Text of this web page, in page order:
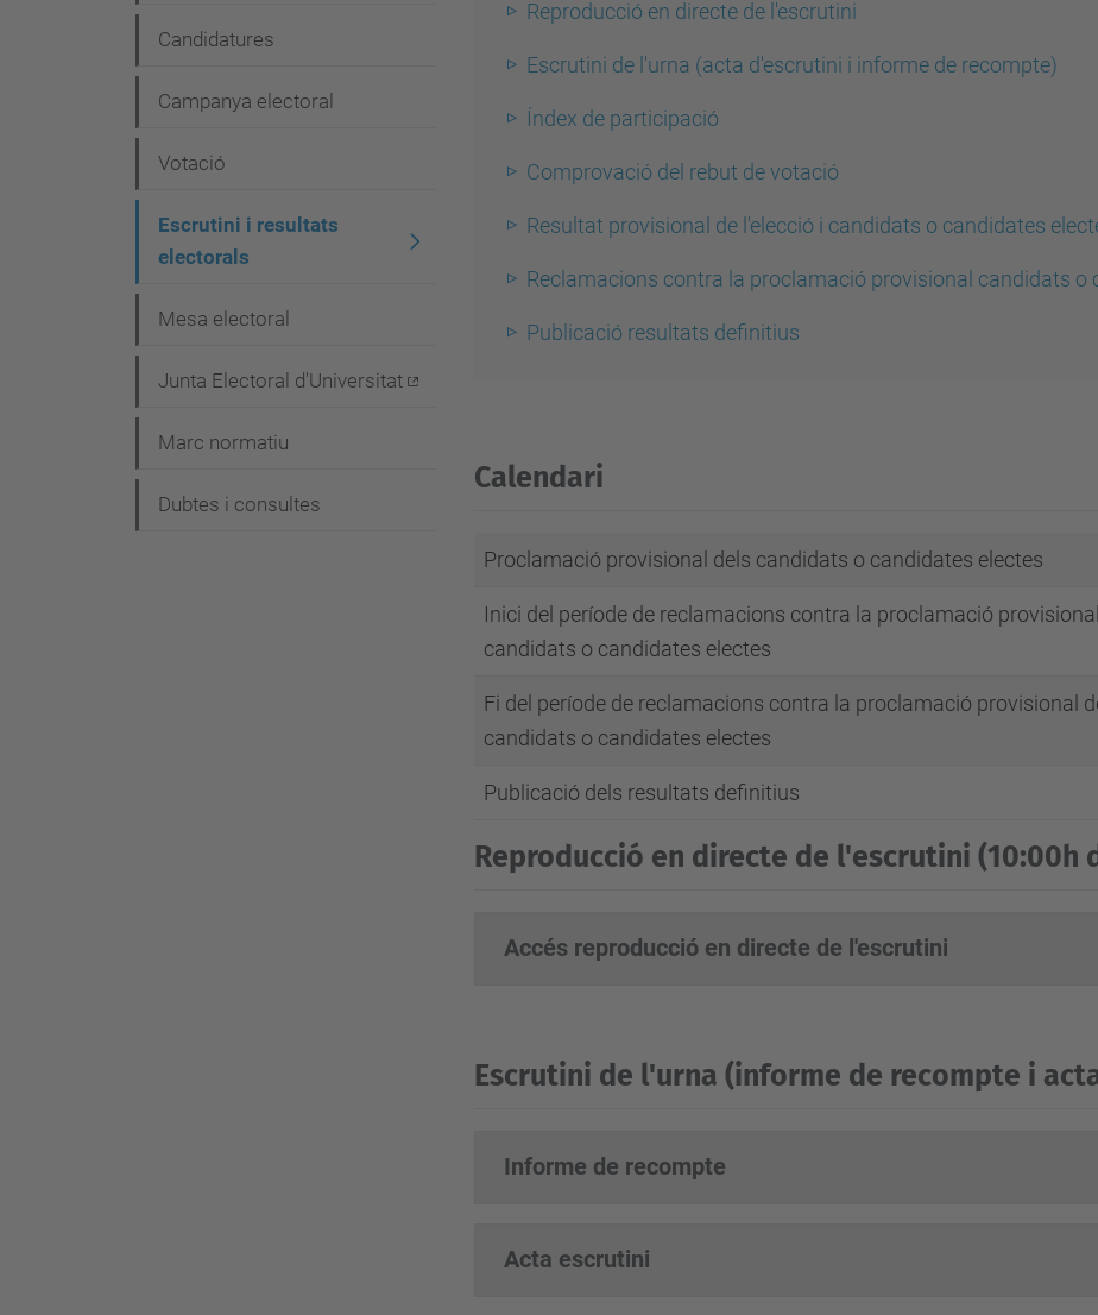
Reproducció en directe de l'escrutini
Escrutini de l'urna (acta d'escrutini i informe de recompte)
Índex de participació
Comprovació del rebut de votació
Resultat provisional de l'elecció i candidats o candidates
Reclamacions contra la proclamació provisional candidats o
Publicació resultats definitius
Calendari
Proclamació provisional dels candidats o candidates electes
Inici del període de reclamacions contra la proclamació
candidats o candidates electes
Fi del període de reclamacions contra la proclamació provisional
candidats o candidates electes
Publicació dels resultats definitius
Reproducció en directe de l'escrutini
Accés reproducció en directe de l'escrutini
Escrutini de l'urna (informe de recompte i
Informe de recompte
Acta escrutini
g
a
i
ó
Candidatures
Campanya electoral
Votació
Escrutini i resultats
electorals
Mesa electoral
Junta Electoral d'Universitat
Marc normatiu
Dubtes i consultes